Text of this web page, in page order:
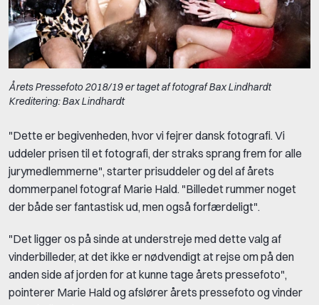
Årets Pressefoto 2018/19 er taget af fotograf Bax Lindhardt
Kreditering: Bax Lindhardt
"Dette er begivenheden, hvor vi fejrer dansk fotografi. Vi
uddeler prisen til et fotografi, der straks sprang frem for alle
jurymedlemmerne", starter prisuddeler og del af årets
dommerpanel fotograf Marie Hald. "Billedet rummer noget
der både ser fantastisk ud, men også forfærdeligt".
"Det ligger os på sinde at understreje med dette valg af
vinderbilleder, at det ikke er nødvendigt at rejse om på den
anden side af jorden for at kunne tage årets pressefoto",
pointerer Marie Hald og afslører årets pressefoto og vinder